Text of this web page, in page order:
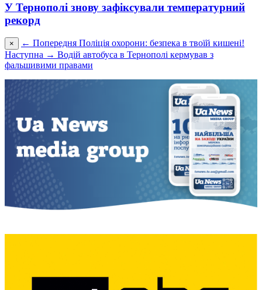
У Тернополі знову зафіксували температурний
рекорд
× ← Попередня Поліція охорони: безпека в твоїй кишені!
Наступна → Водій автобуса в Тернополі кермував з
фальшивими правами